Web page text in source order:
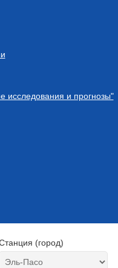
исследования и прогнозы"
(город)